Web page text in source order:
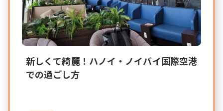
新しくて綺麗！ハノイ・ノイバイ国際空港
での過ごし方